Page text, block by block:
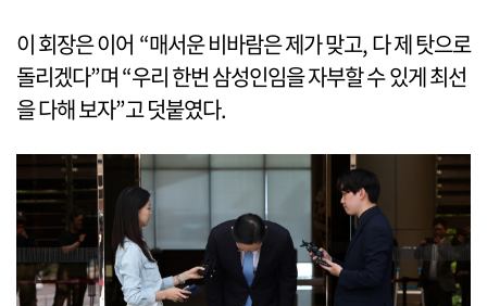
이 회장은 이어 “매서운 비바람은 제가 맞고, 다 제 탓으로
돌리겠다”며 “우리 한번 삼성인임을 자부할 수 있게 최선
을 다해 보자”고 덧붙였다.